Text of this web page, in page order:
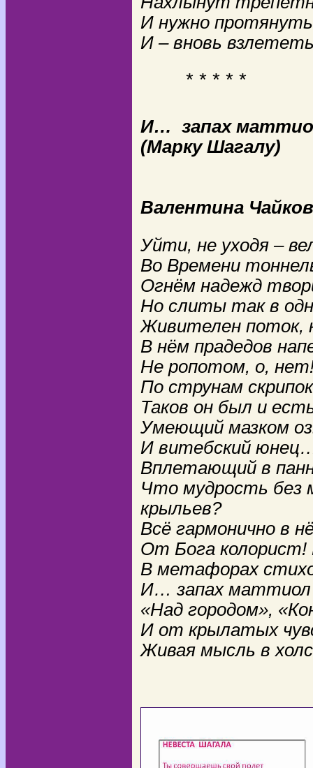
И нужно
И – вновь
* * * * *
И…
запах
(Марку Шагалу)
Валентина
Уйти, не уходя –
Во Времени
Огнём надежд
Но слиты так в
Живителен поток,
В нём прадедов
Не ропотом, о,
По струнам
Таков он был и
Умеющий мазком
И витебский
Вплетающий в
Что мудрость
крыльев?
Всё гармонично в
От Бога колорист!
В метафорах
И… запах маттиол
«Над городом»,
И от крылатых
Живая мысль в